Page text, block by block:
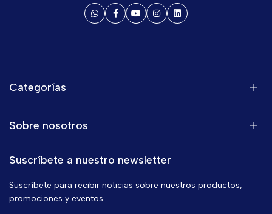
Categorías
Sobre nosotros
Suscríbete a nuestro newsletter
Suscríbete para recibir noticias sobre nuestros productos,
promociones y eventos.